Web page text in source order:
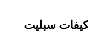
سبليت